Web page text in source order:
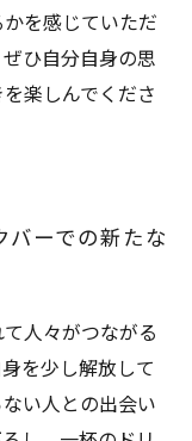
を感じていただ
ひ自分自身の思
楽しんでくださ
バーでの新たな
人々がつながる
を少し解放して
い人との出会い